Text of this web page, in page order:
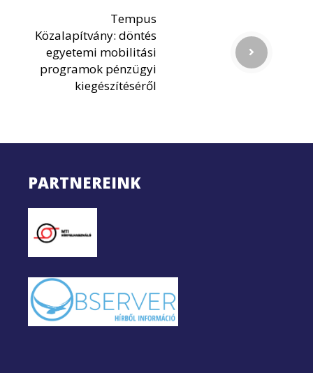
Tempus
Közalapítvány: döntés
egyetemi mobilitási
programok pénzügyi
kiegészítéséről
PARTNEREINK